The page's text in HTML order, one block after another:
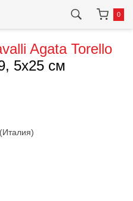
0
Agata Torello
5x25 см
(Италия)